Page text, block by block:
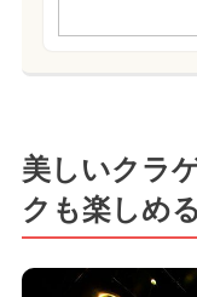
美しいクラ
クも楽しめ